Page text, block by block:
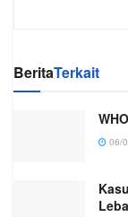
BeritaTerkait
06/